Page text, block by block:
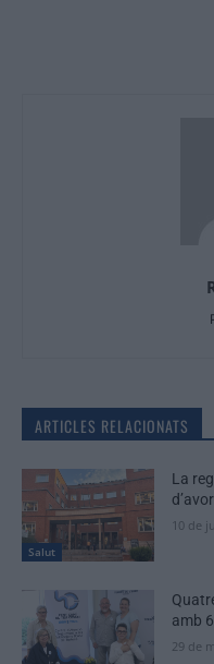
ARTICLES RELACIONATS
Salut
La
10 de
amb
29 de